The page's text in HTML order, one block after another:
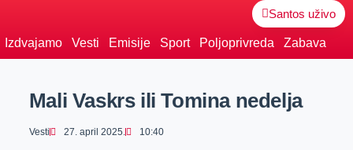
Santos uživo
Izdvajamo Vesti Emisije Sport Poljoprivreda Zabava
Mali Vaskrs ili Tomina nedelja
Vesti 27. april 2025. 10:40